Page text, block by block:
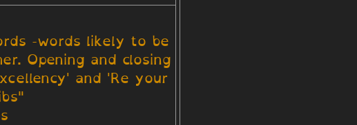
-words likely to be
Opening and closing
and 'Re your